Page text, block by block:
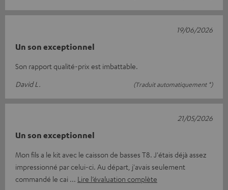
Un son exceptionnel
Son rapport qualité-prix est imbattable.
David L.
(Traduit automatiquement *)
19/06/2026
Un son exceptionnel
Mon fils a le kit avec le caisson de basses T8. J'étais déjà assez
impressionné par celui-ci. Au départ, j'avais seulement
commandé le cai
Lire l’évaluation complète
21/05/2026